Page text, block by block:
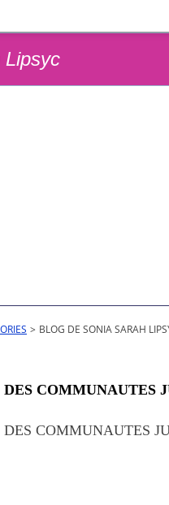
Lipsyc
> BLOG DE SONIA SARAH
COMMUNAUTES